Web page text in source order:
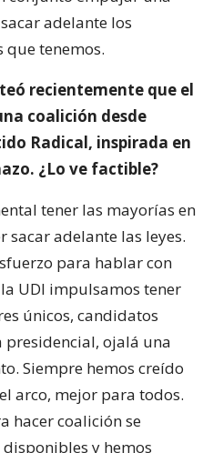
adelante los
tenemos.
recientemente que el
coalición desde
Radical, inspirada en
¿Lo ve factible?
tener las mayorías en
adelante las leyes.
para hablar con
UDI impulsamos tener
únicos, candidatos
ojalá una
Siempre hemos creído
arco, mejor para todos.
hacer coalición se
y hemos